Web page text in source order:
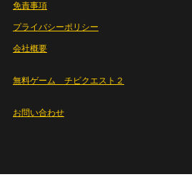
免責事項
プライバシーポリシー
会社概要
無料ゲーム チビクエスト２
お問い合わせ